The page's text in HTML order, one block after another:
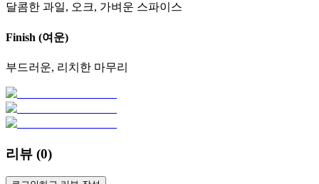
달콤한 과일, 오크, 가벼운 스파이스
Finish (여운)
부드러운, 리치한 마무리
리뷰 (0)